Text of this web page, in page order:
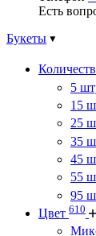
Есть
Букеты
5
15
25
35
45
55
95
Цвет 610